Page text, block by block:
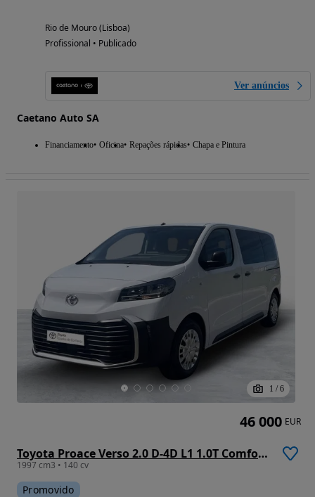
Rio de Mouro (Lisboa)
Profissional • Publicado
Ver anúncios
Caetano Auto SA
Financiamento Oficina Repações rápidas Chapa e Pintura
1 / 6
Toyota Proace Verso 2.0 D-4D L1 1.0T Comfort 9L
1997 cm3 • 140 cv
Promovido
46 000 EUR